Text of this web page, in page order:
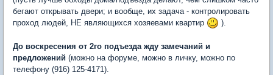
бегают открывать двери; и вообще, их задача - контролировать
проход людей, НЕ являющихся хозяевами квартир
).
До воскресения от 2го подъезда жду замечаний и
предложений (можно на форуме, можно в личку, можно по
телефону (916) 125-4171).